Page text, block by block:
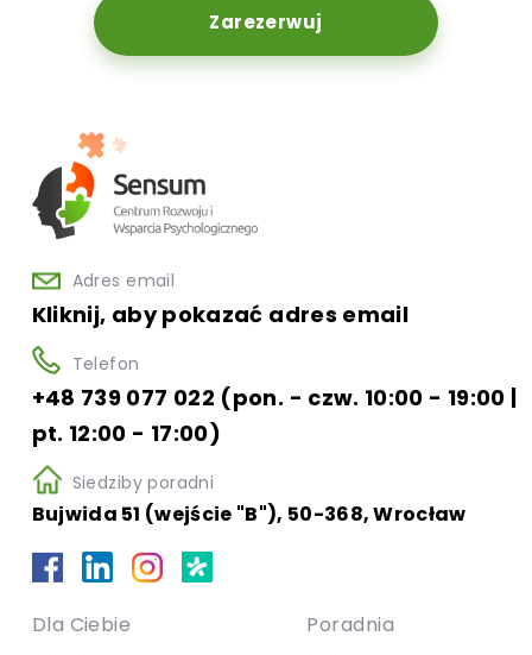
Zarezerwuj
Adres email
Kliknij, aby pokazać adres email
Telefon
+48 739 077 022 (pon. - czw. 10:00 - 19:00 |
pt. 12:00 - 17:00)
Siedziby poradni
Bujwida 51 (wejście "B"), 50-368, Wrocław
Dla Ciebie
Poradnia